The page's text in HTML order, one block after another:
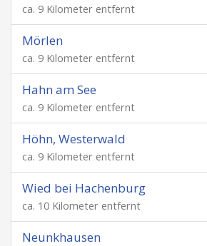
ca. 9 Kilometer entfernt
Mörlen
ca. 9 Kilometer entfernt
Hahn am See
ca. 9 Kilometer entfernt
Höhn, Westerwald
ca. 9 Kilometer entfernt
Wied bei Hachenburg
ca. 10 Kilometer entfernt
Neunkhausen